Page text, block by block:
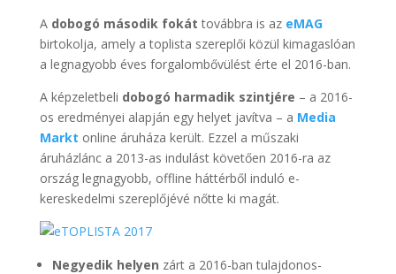
A dobogó második fokát továbbra is az eMAG
birtokolja, amely a toplista szereplői közül kimagaslóan
a legnagyobb éves forgalombővülést érte el 2016-ban.
A képzeletbeli dobogó harmadik szintjére – a 2016-
os eredményei alapján egy helyet javítva – a Media
Markt online áruháza került. Ezzel a műszaki
áruházlánc a 2013-as indulást követően 2016-ra az
ország legnagyobb, offline háttérből induló e-
kereskedelmi szereplőjévé nőtte ki magát.
Negyedik helyen zárt a 2016-ban tulajdonos-